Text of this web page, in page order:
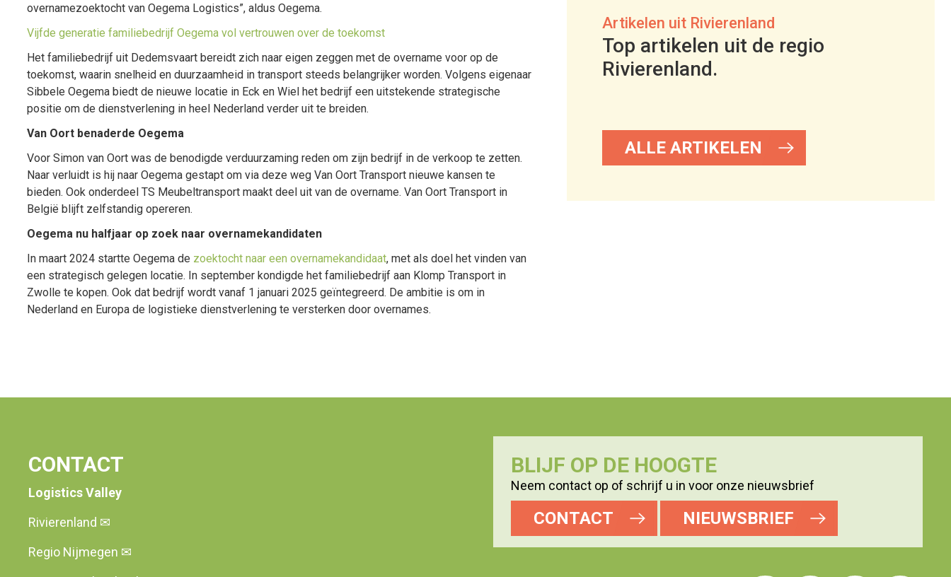
overnamezoektocht van Oegema Logistics”, aldus Oegema.
Vijfde generatie familiebedrijf Oegema vol vertrouwen over de toekomst
Het familiebedrijf uit Dedemsvaart bereidt zich naar eigen zeggen met de overname voor op de
toekomst, waarin snelheid en duurzaamheid in transport steeds belangrijker worden. Volgens eigenaar
Sibbele Oegema biedt de nieuwe locatie in Eck en Wiel het bedrijf een uitstekende strategische
positie om de dienstverlening in heel Nederland verder uit te breiden.
Van Oort benaderde Oegema
Voor Simon van Oort was de benodigde verduurzaming reden om zijn bedrijf in de verkoop te zetten.
Naar verluidt is hij naar Oegema gestapt om via deze weg Van Oort Transport nieuwe kansen te
bieden. Ook onderdeel TS Meubeltransport maakt deel uit van de overname. Van Oort Transport in
België blijft zelfstandig opereren.
Oegema nu halfjaar op zoek naar overnamekandidaten
In maart 2024 startte Oegema de zoektocht naar een overnamekandidaat, met als doel het vinden van
een strategisch gelegen locatie. In september kondigde het familiebedrijf aan Klomp Transport in
Zwolle te kopen. Ook dat bedrijf wordt vanaf 1 januari 2025 geïntegreerd. De ambitie is om in
Nederland en Europa de logistieke dienstverlening te versterken door overnames.
Artikelen uit Rivierenland
Top artikelen uit de regio
Rivierenland.
ALLE ARTIKELEN
CONTACT
Logistics Valley
Rivierenland ✉
Regio Nijmegen ✉
BLIJF OP DE HOOGTE
Neem contact op of schrijf u in voor onze nieuwsbrief
CONTACT NIEUWSBRIEF